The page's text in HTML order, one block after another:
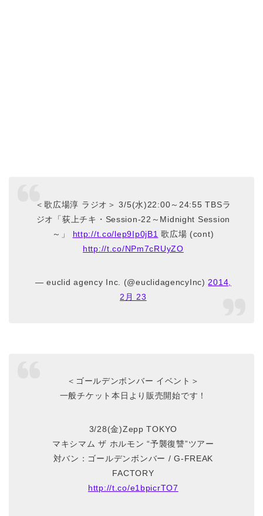
＜歌広場淳 ラジオ＞ 3/5(水)22:00～24:55 TBSラ
ジオ「荻上チキ・Session-22～Midnight Session
～」 http://t.co/lep9Ip0jB1 歌広場 (cont)
http://t.co/NPm7cRUyZO
— euclid agency Inc. (@euclidagencyInc) 2014,
2月 23
＜ゴールデンボンバー イベント＞
一般チケット本日より販売開始です！
3/28(金)Zepp TOKYO
マキシマム ザ ホルモン “予襲復讐”ツアー
対バン：ゴールデンボンバー / G-FREAK
FACTORY
http://t.co/e1bpicrTO7